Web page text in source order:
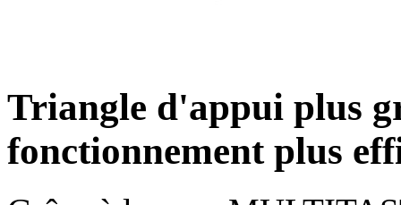
Triangle d'appui plus
fonctionnement plus